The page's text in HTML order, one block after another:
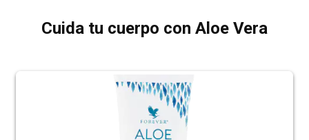
Cuida tu cuerpo con Aloe Vera